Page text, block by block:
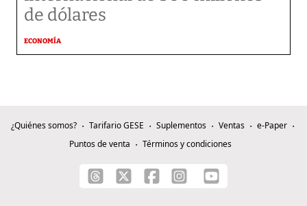
de dólares
ECONOMÍA
¿Quiénes somos? Tarifario GESE Suplementos Ventas
e-Paper
Puntos de venta
Términos y condiciones